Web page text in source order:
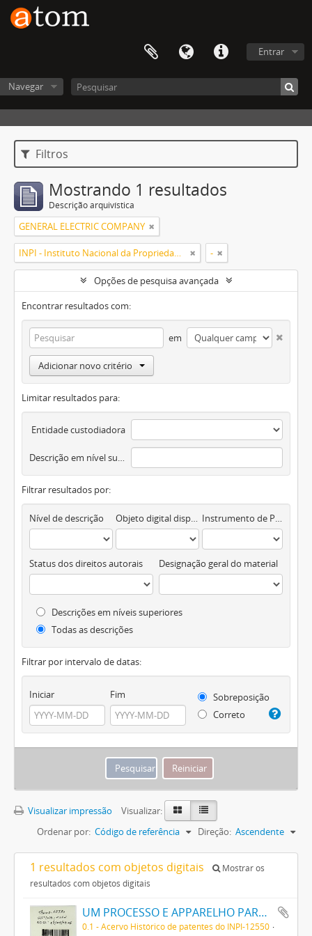
Entrar
Navegar
Filtros
Mostrando 1 resultados
Descrição arquivística
GENERAL ELECTRIC COMPANY
INPI - Instituto Nacional da Propriedade Industrial -
Opções de pesquisa avançada
Encontrar resultados com:
em
Adicionar novo critério
Limitar resultados para:
Entidade custodiadora
Descrição em nível superior
Filtrar resultados por:
Nível de descrição Objeto digital disponível Instrumento de Pesquisa
Status dos direitos autorais Designação geral do material
Descrições em níveis superiores
Todas as descrições
Filtrar por intervalo de datas:
Iniciar Fim
Sobreposição
Correto
Visualizar impressão
Visualizar:
Ordenar por: Código de referência Direção: Ascendente
1 resultados com objetos digitais
Mostrar os
resultados com objetos digitais
UM PROCESSO E APPARELHO PARA DAR FORMA A FILAMENTOS PARA LAMPADAS ELECTRICAS DE INCANDESCENCIA
0.1 - Acervo Histórico de patentes do INPI-12550